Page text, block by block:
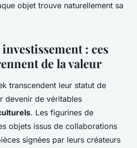
objet trouve naturellement sa
: ces
de la valeur
transcendent leur statut de
devenir de véritables
. Les figurines de
objets issus de collaborations
signées par leurs créateurs